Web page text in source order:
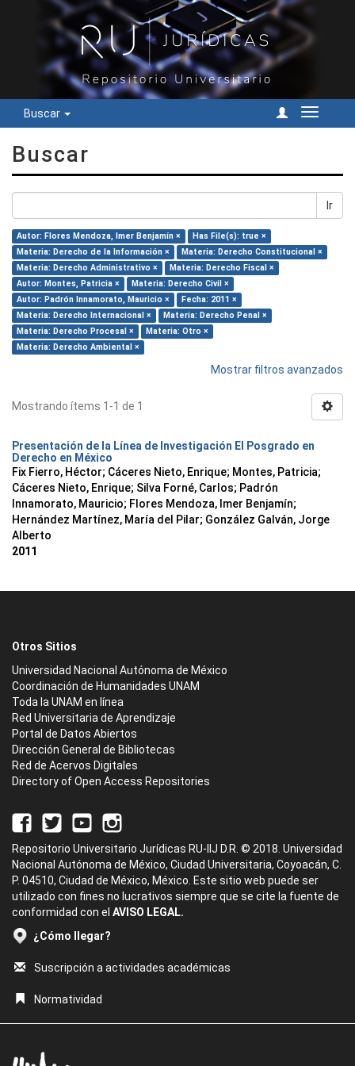
Buscar
Cambiar
Buscar
Ir
Autor: Flores Mendoza, Imer Benjamín ×
Has File(s): true ×
Materia: Derecho de la Información ×
Materia: Derecho Constitucional ×
Materia: Derecho Administrativo ×
Materia: Derecho Fiscal ×
Autor: Montes, Patricia ×
Materia: Derecho Civil ×
Autor: Padrón Innamorato, Mauricio ×
Fecha: 2011 ×
Materia: Derecho Internacional ×
Materia: Derecho Penal ×
Materia: Derecho Procesal ×
Materia: Otro ×
Materia: Derecho Ambiental ×
Mostrar filtros avanzados
Mostrando ítems 1-1 de 1
Presentación de la Línea de Investigación El Posgrado en
Derecho en México
Fix Fierro, Héctor; Cáceres Nieto, Enrique; Montes, Patricia;
Cáceres Nieto, Enrique; Silva Forné, Carlos; Padrón
Innamorato, Mauricio; Flores Mendoza, Imer Benjamín;
Hernández Martínez, María del Pilar; González Galván, Jorge
Alberto
2011
Otros Sitios
Universidad Nacional Autónoma de México
Coordinación de Humanidades UNAM
Toda la UNAM en línea
Red Universitaria de Aprendizaje
Portal de Datos Abiertos
Dirección General de Bibliotecas
Red de Acervos Digitales
Directory of Open Access Repositories
Repositorio Universitario Jurídicas RU-IIJ D.R. © 2018. Universidad
Nacional Autónoma de México, Ciudad Universitaria, Coyoacán, C.
P. 04510, Ciudad de México, México. Este sitio web puede ser
utilizado con fines no lucrativos siempre que se cite la fuente de
conformidad con el AVISO LEGAL.
¿Cómo llegar?
Suscripción a actividades académicas
Normatividad